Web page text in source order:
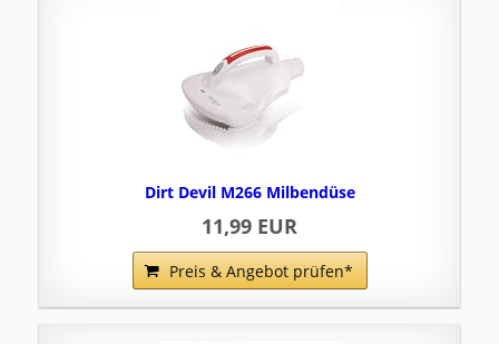
Dirt Devil M266 Milbendüse
11,99 EUR
Preis & Angebot prüfen*